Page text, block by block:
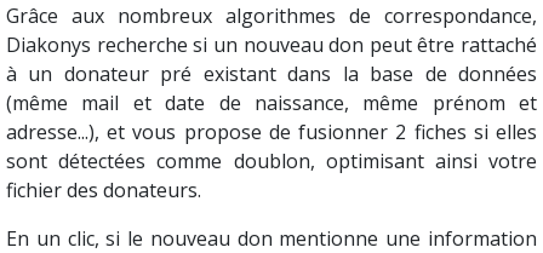
Grâce aux nombreux algorithmes de correspondance,
Diakonys recherche si un nouveau don peut être rattaché
à un donateur pré existant dans la base de données
(même mail et date de naissance, même prénom et
adresse...), et vous propose de fusionner 2 fiches si elles
sont détectées comme doublon, optimisant ainsi votre
fichier des donateurs.
En un clic, si le nouveau don mentionne une information